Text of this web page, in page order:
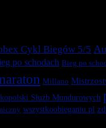
Cykl Biegów 5/5
po schodach Bieg po
Millano
Służb Mundurowych
wszystkoobieganiu.pl